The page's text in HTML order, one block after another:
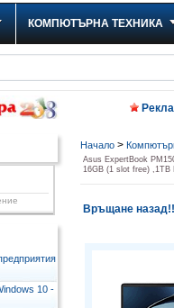
КОМПЮТЪРНА ТЕХНИКА
10 -
Начало >
Asus ExpertBook
16GB (1 slot free) ,1TB
Връщане